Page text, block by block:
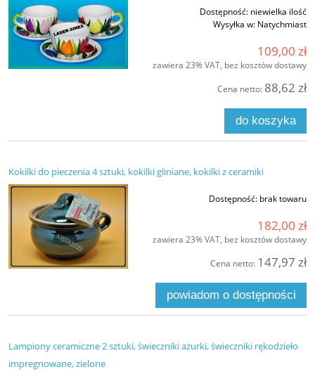
Dostępność: niewielka ilość
Wysyłka w: Natychmiast
109,00 zł
zawiera 23% VAT, bez kosztów dostawy
Cena netto: 88,62 zł
do koszyka
Kokilki do pieczenia 4 sztuki, kokilki gliniane, kokilki z ceramiki
Dostępność: brak towaru
182,00 zł
zawiera 23% VAT, bez kosztów dostawy
Cena netto: 147,97 zł
powiadom o dostępności
Lampiony ceramiczne 2 sztuki, świeczniki ażurki, świeczniki rękodzieło
impregnowane, zielone